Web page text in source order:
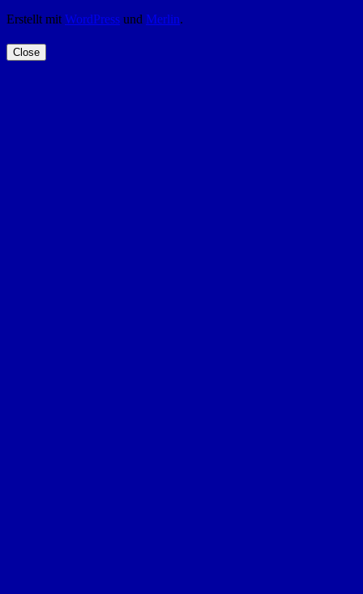
Erstellt mit WordPress und Merlin.
Close